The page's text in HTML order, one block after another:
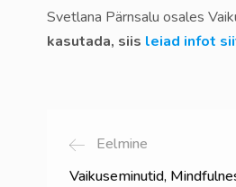
Svetlana Pärnsalu osales
kasutada, siis leiad infot
Eelmine
Vaikuseminutid,